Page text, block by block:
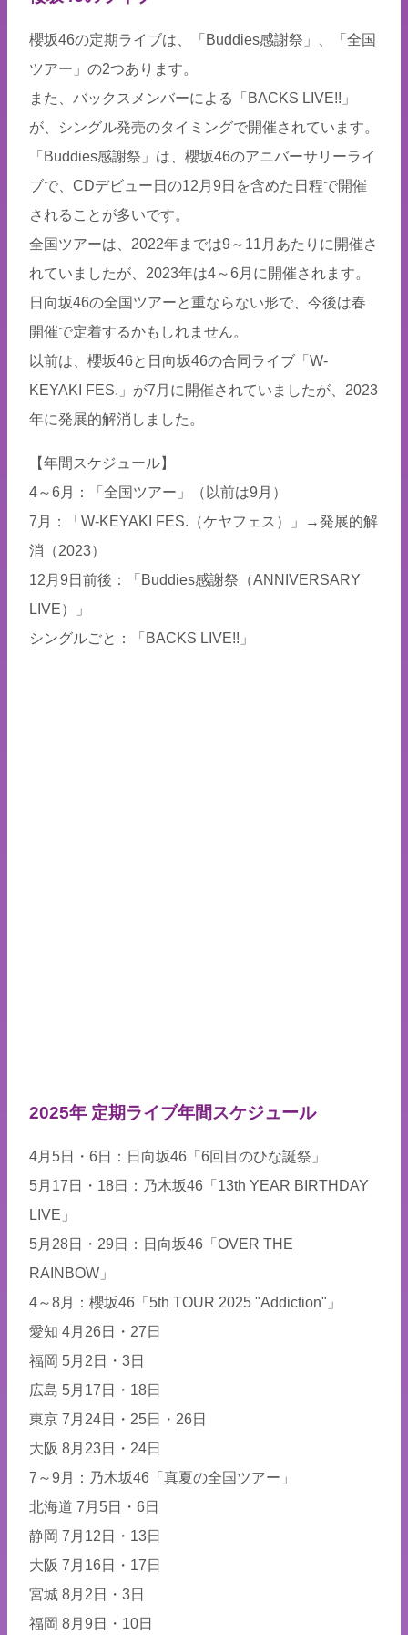
櫻坂46の定期ライブは、「Buddies感謝祭」、「全国
ツアー」の2つあります。
また、バックスメンバーによる「BACKS LIVE!!」
が、シングル発売のタイミングで開催されています。
「Buddies感謝祭」は、櫻坂46のアニバーサリーライ
ブで、CDデビュー日の12月9日を含めた日程で開催
されることが多いです。
全国ツアーは、2022年までは9～11月あたりに開催さ
れていましたが、2023年は4～6月に開催されます。
日向坂46の全国ツアーと重ならない形で、今後は春
開催で定着するかもしれません。
以前は、櫻坂46と日向坂46の合同ライブ「W-
KEYAKI FES.」が7月に開催されていましたが、2023
年に発展的解消しました。
【年間スケジュール】
4～6月：「全国ツアー」（以前は9月）
7月：「W-KEYAKI FES.（ケヤフェス）」→発展的解
消（2023）
12月9日前後：「Buddies感謝祭（ANNIVERSARY
LIVE）」
シングルごと：「BACKS LIVE!!」
2025年 定期ライブ年間スケジュール
4月5日・6日：日向坂46「6回目のひな誕祭」
5月17日・18日：乃木坂46「13th YEAR BIRTHDAY
LIVE」
5月28日・29日：日向坂46「OVER THE
RAINBOW」
4～8月：櫻坂46「5th TOUR 2025 "Addiction"」
愛知 4月26日・27日
福岡 5月2日・3日
広島 5月17日・18日
東京 7月24日・25日・26日
大阪 8月23日・24日
7～9月：乃木坂46「真夏の全国ツアー」
北海道 7月5日・6日
静岡 7月12日・13日
大阪 7月16日・17日
宮城 8月2日・3日
福岡 8月9日・10日